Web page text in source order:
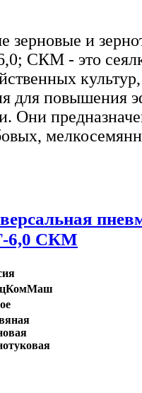
зерновые и
СКМ - это
для повышения
Они
6,0 СКМ